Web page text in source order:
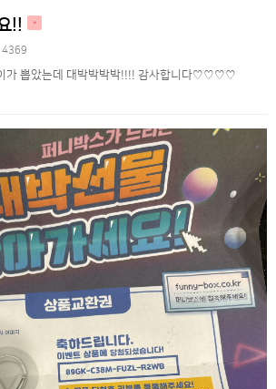
!! H
4369
가 뽑았는데 대박박박박!!!! 감사합니다♡♡♡♡